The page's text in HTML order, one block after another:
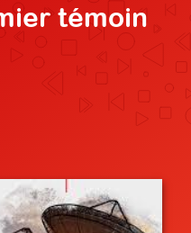
témoin